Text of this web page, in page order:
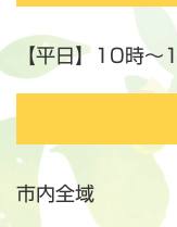
【平日】10時
市内全域